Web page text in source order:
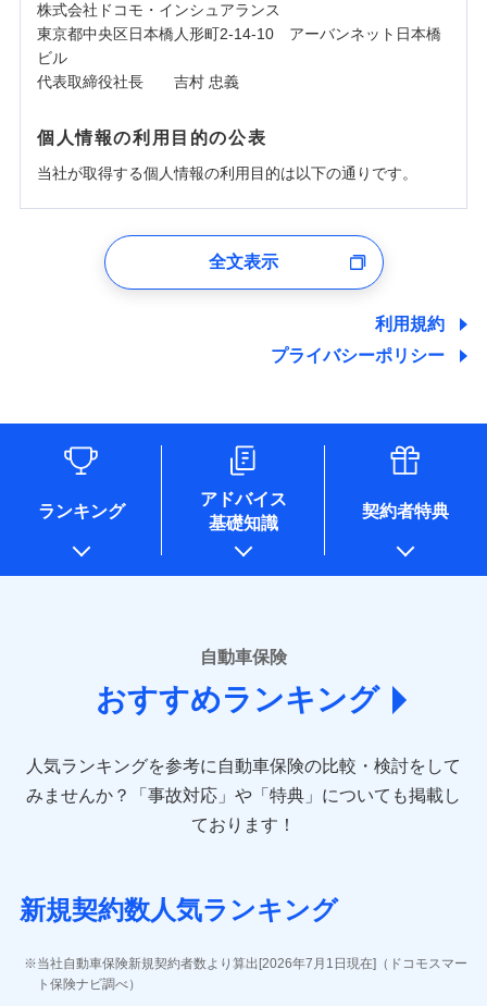
株式会社ドコモ・インシュアランス
東京都中央区日本橋人形町2-14-10 アーバンネット日本橋
ビル
代表取締役社長 吉村 忠義
個人情報の利用目的の公表
当社が取得する個人情報の利用目的は以下の通りです。
ユーザー登録受付および、管理のため
しくは委託を受けている保険会社・提携会社の保険その他に
関する情報を提供し、金融商品等の契約を勧奨するため、ま
た維持管理等の委託業務遂行のため、またそれらに付帯、関
情報を取引のある他の保険会社の商品・サービスをご提案す
るために利用させていただくことがあります。）
各種セミナーの開催のため
コンサルティングサービスの実施のため
アンケートやキャンペーン等の実施のため
上記に係る案内・手続き・管理等付帯業務を行うため
* 当社が委託を受けている保険会社の情報は、保険会社のホ
ームページに掲載しておりますので、ご確認ください。
あいおいニッセイ同和損害保険株式会社
(https://www.aioinissaydowa.co.jp/)
アクサ損害保険株式会社 (https://www.axa-
direct.co.jp/)
sompo.co.jp/)
東京海上ダイレクト損害保険株式会社 (https://www.e-
AIG損害保険株式会社 (https://www.aig.co.jp/sonpo)
ジェイアイ傷害火災保険株式会社
ソニー損害保険株式会社
(https://www.sonysonpo.co.jp/)
全文表示
利用規約
プライバシーポリシー
ランキング
アドバイス
基礎知識
契約者特典
自動車保険
おすすめランキング
人気ランキングを参考に自動車保険の比較・検討をして
みませんか？
「事故対応」や「特典」についても掲載し
ております！
新規契約数人気ランキング
当社自動車保険新規契約者数より算出[2026年7月1日現在]（ドコモスマー
ト保険ナビ調べ）